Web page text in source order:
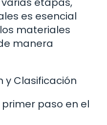
es esencial
materiales
manera
y Clasificación
paso en el